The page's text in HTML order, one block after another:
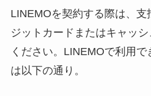
LINEMOを契約する際は、支
ジットカードまたはキャッ
ください。LINEMOで利用
は以下の通り。